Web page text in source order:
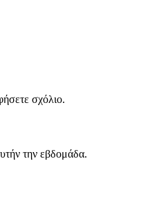
σχόλιο.
την εβδομάδα.